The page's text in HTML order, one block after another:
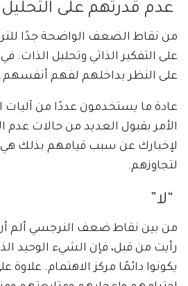
عدم قدرتهم على التحليل
من نقاط الضعف الواضحة جدًا
على التفكير الذاتي وتحليل الذات.
على النظر بداخلهم لفهم أنفسهم.
عادة ما يستخدمون عددًا من آليات
الأمر بقبول العديد من حالات عدم
لإخبارك عن سبب قيامهم بذلك
لتجاوزهم.
“لا”
من بين نقاط ضعف النرجسي ألم أن
رأيت من قبل، فإن الشيء الوحيد
يكونوا دائمًا مركز الاهتمام. علاوة